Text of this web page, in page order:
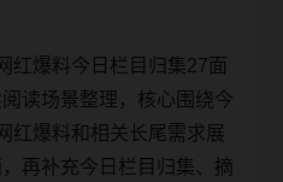
红爆料今日栏目归集27面
读场景整理，核心围绕今
红爆料和相关长尾需求展
再补充今日栏目归集、摘